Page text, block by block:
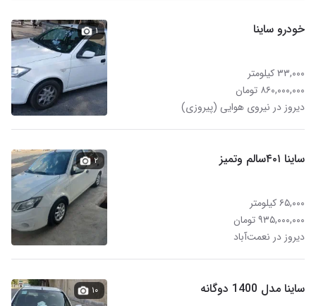
خودرو ساینا
۳۳,۰۰۰ کیلومتر
۸۶۰,۰۰۰,۰۰۰ تومان
دیروز در نیروی هوایی (پیروزی)
۱
ساینا ۴۰۱سالم وتمیز
۶۵,۰۰۰ کیلومتر
۹۳۵,۰۰۰,۰۰۰ تومان
دیروز در نعمت‌آباد
۲
ساینا مدل 1400 دوگانه ۱۰